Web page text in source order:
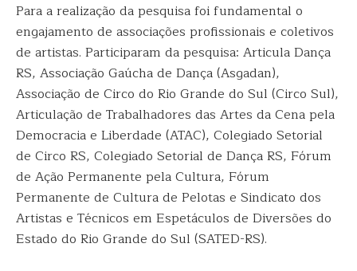
Para a realização da pesquisa foi fundamental o
engajamento de associações profissionais e coletivos
de artistas. Participaram da pesquisa: Articula Dança
RS, Associação Gaúcha de Dança (Asgadan),
Associação de Circo do Rio Grande do Sul (Circo Sul),
Articulação de Trabalhadores das Artes da Cena pela
Democracia e Liberdade (ATAC), Colegiado Setorial
de Circo RS, Colegiado Setorial de Dança RS, Fórum
de Ação Permanente pela Cultura, Fórum
Permanente de Cultura de Pelotas e Sindicato dos
Artistas e Técnicos em Espetáculos de Diversões do
Estado do Rio Grande do Sul (SATED-RS).